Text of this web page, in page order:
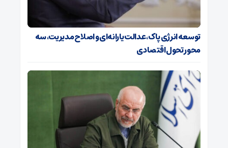
توسعه انرژی پاک، عدالت یارانه‌ای و اصلاح مدیریت، سه
محور تحول اقتصادی